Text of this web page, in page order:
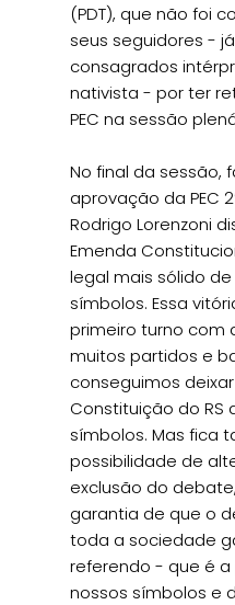
(PDT), que não foi
seus seguidores -
consagrados
nativista - por ter
PEC na sessão
No final da sessão,
aprovação da PEC
Rodrigo Lorenzoni
Emenda
legal mais sólido
símbolos. Essa
primeiro turno com
muitos partidos e
conseguimos
Constituição do RS
símbolos. Mas fica
possibilidade de
exclusão do
garantia de que o
toda a sociedade
referendo - que é
nossos símbolos e